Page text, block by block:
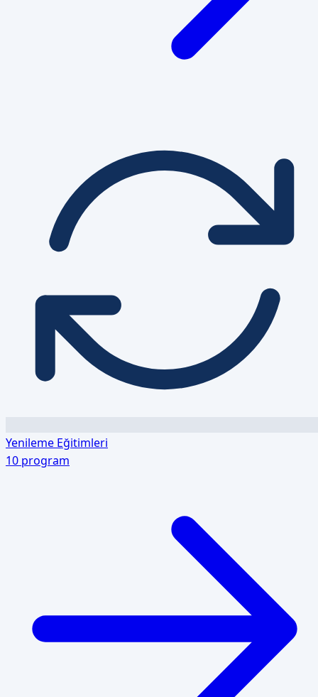
Yenileme Eğitimleri
10 program